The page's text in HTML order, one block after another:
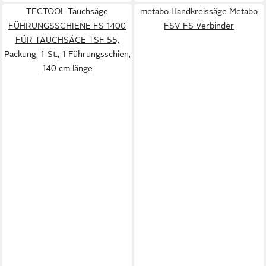
TECTOOL Tauchsäge
FÜHRUNGSSCHIENE FS 1400
FÜR TAUCHSÄGE TSF 55,
Packung, 1-St., 1 Führungsschien,
140 cm länge
metabo Handkreissäge Metabo
FSV FS Verbinder